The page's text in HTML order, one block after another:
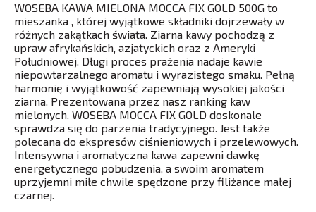
WOSEBA KAWA MIELONA MOCCA FIX GOLD 500G to
mieszanka , której wyjątkowe składniki dojrzewały w
różnych zakątkach świata. Ziarna kawy pochodzą z
upraw afrykańskich, azjatyckich oraz z Ameryki
Południowej. Długi proces prażenia nadaje kawie
niepowtarzalnego aromatu i wyrazistego smaku. Pełną
harmonię i wyjątkowość zapewniają wysokiej jakości
ziarna. Prezentowana przez nasz ranking kaw
mielonych. WOSEBA MOCCA FIX GOLD doskonale
sprawdza się do parzenia tradycyjnego. Jest także
polecana do ekspresów ciśnieniowych i przelewowych.
Intensywna i aromatyczna kawa zapewni dawkę
energetycznego pobudzenia, a swoim aromatem
uprzyjemni miłe chwile spędzone przy filiżance małej
czarnej.